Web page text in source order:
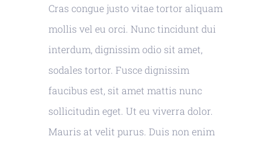
Cras congue justo vitae tortor aliquam
mollis vel eu orci. Nunc tincidunt dui
interdum, dignissim odio sit amet,
sodales tortor. Fusce dignissim
faucibus est, sit amet mattis nunc
sollicitudin eget. Ut eu viverra dolor.
Mauris at velit purus. Duis non enim